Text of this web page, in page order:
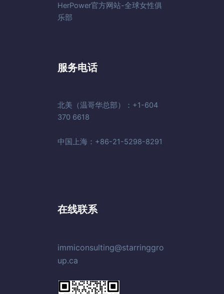
HerPower官方网站-全球女性俱
乐部
服务电话
北美（温哥华总部）：+1-604
370 6618
中国上海：+86-21-5298-8291
在线联系
immiconsulting@starringgro
up.ca